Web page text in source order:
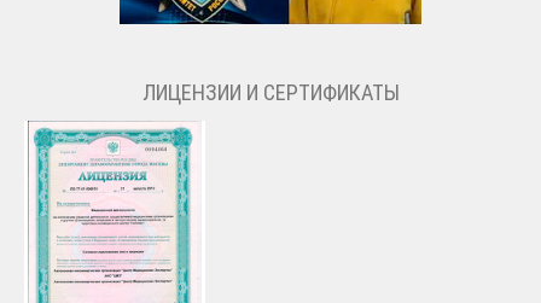
ЛИЦЕНЗИИ И СЕРТИФИКАТЫ